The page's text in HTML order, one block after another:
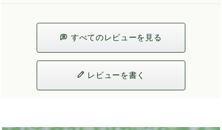
すべてのレビューを見る
レビューを書く